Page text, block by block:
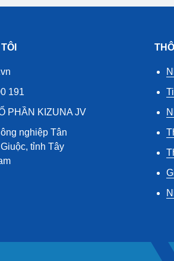
191
PHẦN KIZUNA JV
nghiệp Tân
tỉnh Tây